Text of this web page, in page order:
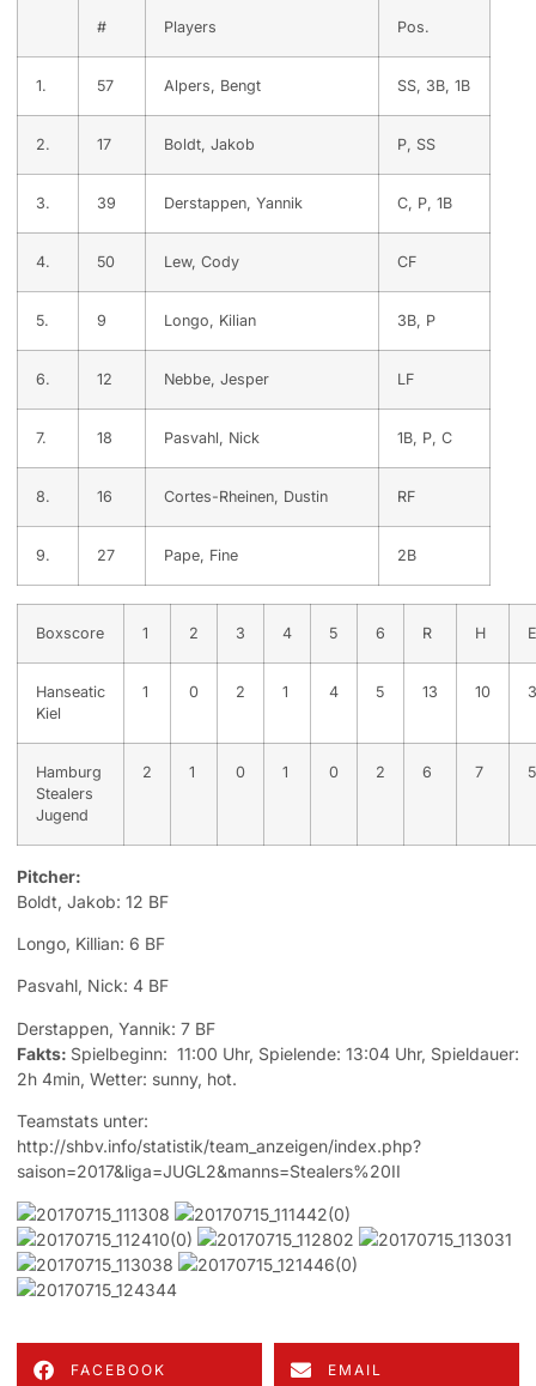
# Players Pos.
1. 57 Alpers, Bengt SS, 3B, 1B
2. 17 Boldt, Jakob P, SS
3. 39 Derstappen, Yannik C, P, 1B
4. 50 Lew, Cody CF
5. 9 Longo, Kilian 3B, P
6. 12 Nebbe, Jesper LF
7. 18 Pasvahl, Nick 1B, P, C
8. 16 Cortes-Rheinen, Dustin RF
9. 27 Pape, Fine 2B
Boxscore 1 2 3 4 5 6 R H E
Hanseatic
Kiel
1 0 2 1 4 5 13 10 3
Hamburg
Stealers
Jugend
2 1 0 1 0 2 6 7 5
Pitcher:
Boldt, Jakob: 12 BF
Longo, Killian: 6 BF
Pasvahl, Nick: 4 BF
Derstappen, Yannik: 7 BF
Fakts: Spielbeginn: 11:00 Uhr, Spielende: 13:04 Uhr, Spieldauer:
2h 4min, Wetter: sunny, hot.
Teamstats unter:
http://shbv.info/statistik/team_anzeigen/index.php?
saison=2017&liga=JUGL2&manns=Stealers%20II
FACEBOOK EMAIL